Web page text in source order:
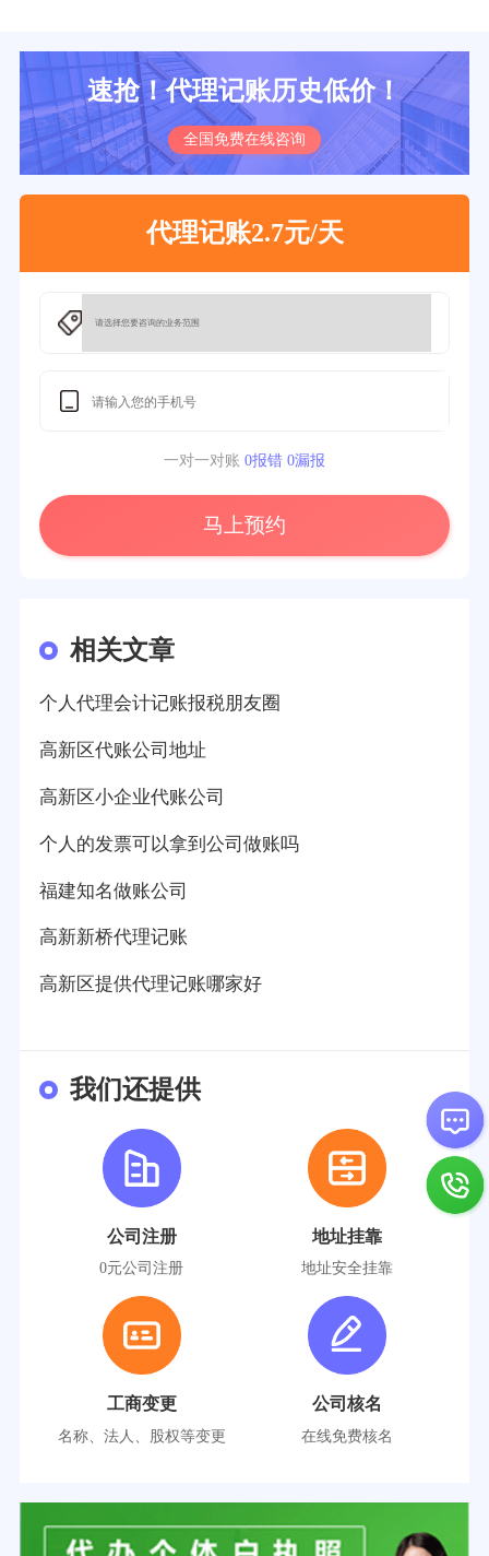
速抢！代理记账历史低价！
全国免费在线咨询
代理记账2.7元/天
一对一对账 0报错 0漏报
马上预约
相关文章
个人代理会计记账报税朋友圈
高新区代账公司地址
高新区小企业代账公司
个人的发票可以拿到公司做账吗
福建知名做账公司
高新新桥代理记账
高新区提供代理记账哪家好
我们还提供
公司注册
0元公司注册
地址挂靠
地址安全挂靠
工商变更
名称、法人、股权等变更
公司核名
在线免费核名